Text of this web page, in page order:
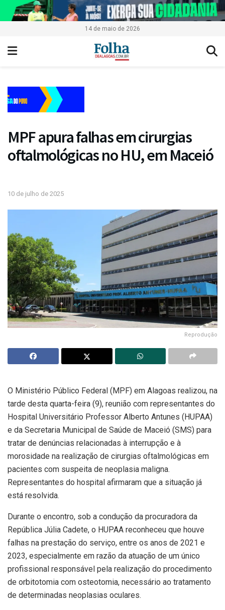
14 de maio de 2026
MPF apura falhas em cirurgias
oftalmológicas no HU, em Maceió
10 de julho de 2025
Reprodução
O Ministério Público Federal (MPF) em Alagoas realizou, na
tarde desta quarta-feira (9), reunião com representantes do
Hospital Universitário Professor Alberto Antunes (HUPAA)
e da Secretaria Municipal de Saúde de Maceió (SMS) para
tratar de denúncias relacionadas à interrupção e à
morosidade na realização de cirurgias oftalmológicas em
pacientes com suspeita de neoplasia maligna.
Representantes do hospital afirmaram que a situação já
está resolvida.
Durante o encontro, sob a condução da procuradora da
República Júlia Cadete, o HUPAA reconheceu que houve
falhas na prestação do serviço, entre os anos de 2021 e
2023, especialmente em razão da atuação de um único
profissional responsável pela realização do procedimento
de orbitotomia com osteotomia, necessário ao tratamento
de determinadas neoplasias oculares.